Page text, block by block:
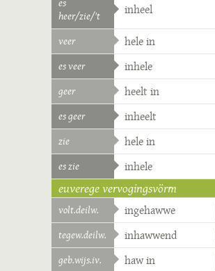
heer/zie/'t
inheel
veer hele in
es veer inhele
geer heelt in
es geer inheelt
zie hele in
es zie inhele
euverege vervogingsvörm
volt.deilw. ingehawwe
tegew.deilw. inhawwend
geb.wijs.iv. haw in